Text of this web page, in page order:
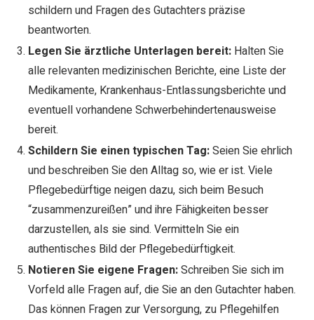
schildern und Fragen des Gutachters präzise
beantworten.
Legen Sie ärztliche Unterlagen bereit: Halten Sie
alle relevanten medizinischen Berichte, eine Liste der
Medikamente, Krankenhaus-Entlassungsberichte und
eventuell vorhandene Schwerbehindertenausweise
bereit.
Schildern Sie einen typischen Tag:Seien Sie ehrlich
und beschreiben Sie den Alltag so, wie er ist. Viele
Pflegebedürftige neigen dazu, sich beim Besuch
“zusammenzureißen” und ihre Fähigkeiten besser
darzustellen, als sie sind. Vermitteln Sie ein
authentisches Bild der Pflegebedürftigkeit.
Notieren Sie eigene Fragen:Schreiben Sie sich im
Vorfeld alle Fragen auf, die Sie an den Gutachter haben.
Das können Fragen zur Versorgung, zu Pflegehilfen